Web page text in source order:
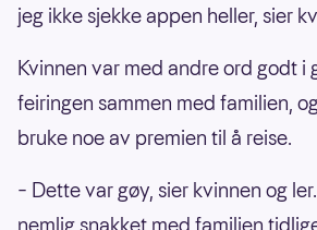
jeg ikke sjekke appen heller, sier
Kvinnen var med andre ord godt i
feiringen sammen med familien,
bruke noe av premien til å reise.
– Dette var gøy, sier kvinnen og